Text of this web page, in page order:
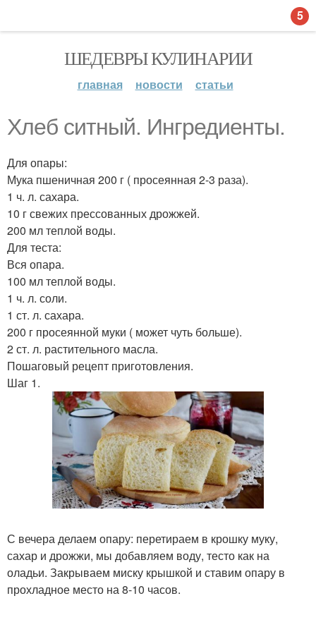
ШЕДЕВРЫ КУЛИНАРИИ
главная новости статьи
Хлеб ситный. Ингредиенты.
Для опары:
Мука пшеничная 200 г ( просеянная 2-3 раза).
1 ч. л. сахара.
10 г свежих прессованных дрожжей.
200 мл теплой воды.
Для теста:
Вся опара.
100 мл теплой воды.
1 ч. л. соли.
1 ст. л. сахара.
200 г просеянной муки ( может чуть больше).
2 ст. л. растительного масла.
Пошаговый рецепт приготовления.
Шаг 1.
С вечера делаем опару: перетираем в крошку муку,
сахар и дрожжи, мы добавляем воду, тесто как на
оладьи. Закрываем миску крышкой и ставим опару в
прохладное место на 8-10 часов.
5